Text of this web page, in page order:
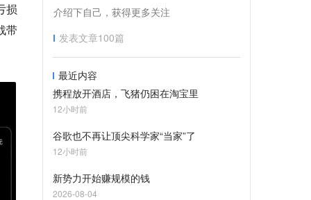
损
带
介绍下自己，获得更多关注
发表文章100篇
最近内容
携程放开酒店，飞猪仍困在淘宝里
12小时前
谷歌也不再让顶尖科学家“当家”了
12小时前
新势力开始赚规模的钱
2026-08-04